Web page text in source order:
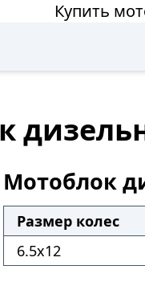
Купить
Мотоблок
Размер колес
6.5x12